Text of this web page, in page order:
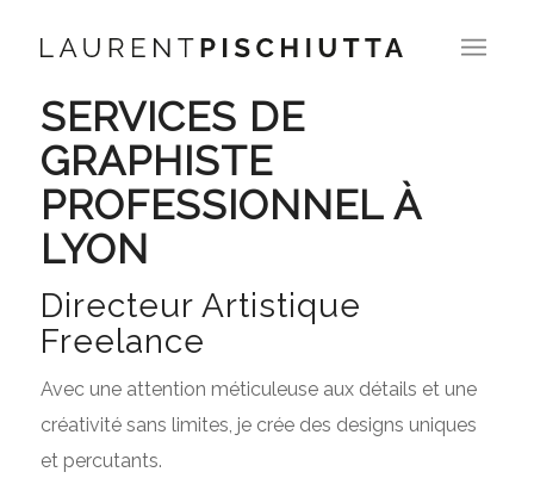
SERVICES DE
GRAPHISTE
PROFESSIONNEL À
LYON
Directeur Artistique
Freelance
Avec une attention méticuleuse aux détails et une
créativité sans limites, je crée des designs uniques
et percutants.